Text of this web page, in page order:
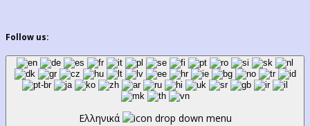
Follow us:
Ελληνικά